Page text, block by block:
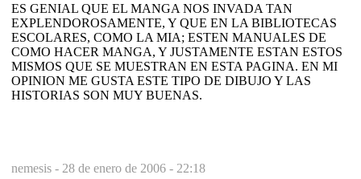
ES GENIAL QUE EL MANGA NOS INVADA TAN
EXPLENDOROSAMENTE, Y QUE EN LA BIBLIOTECAS
ESCOLARES, COMO LA MIA; ESTEN MANUALES DE
COMO HACER MANGA, Y JUSTAMENTE ESTAN ESTOS
MISMOS QUE SE MUESTRAN EN ESTA PAGINA. EN MI
OPINION ME GUSTA ESTE TIPO DE DIBUJO Y LAS
HISTORIAS SON MUY BUENAS.
nemesis - 28 de enero de 2006 - 22:18